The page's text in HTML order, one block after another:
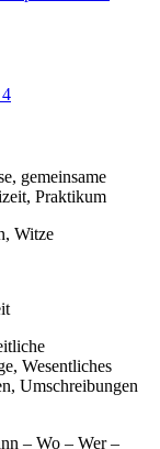
gemeinsame
Praktikum
Witze
Wesentliches
Umschreibungen
– Wo – Wer –